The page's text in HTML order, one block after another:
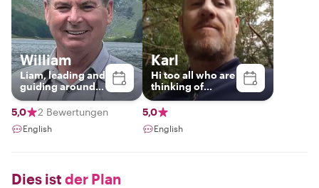
William
Liam, leading and
guiding around
Ireland.
5,0
2 Bewertungen
English
Karl
Hi too all who are
thinking of
visiting our
beautiful little
island.so much to
see and do.you
5,0
English
Dies ist der Plan